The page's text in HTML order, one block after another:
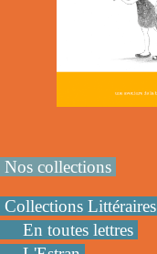
Nos collections
Collections Littéraires
En toutes lettres